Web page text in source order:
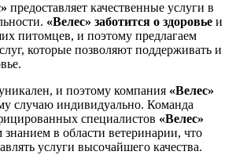
предоставляет качественные услуги в
«Велес» заботится о здоровье и
питомцев, и поэтому предлагаем
которые позволяют поддерживать и
и поэтому компания «Велес»
случаю индивидуально. Команда
специалистов «Велес»
знанием в области ветеринарии, что
услуги высочайшего качества.